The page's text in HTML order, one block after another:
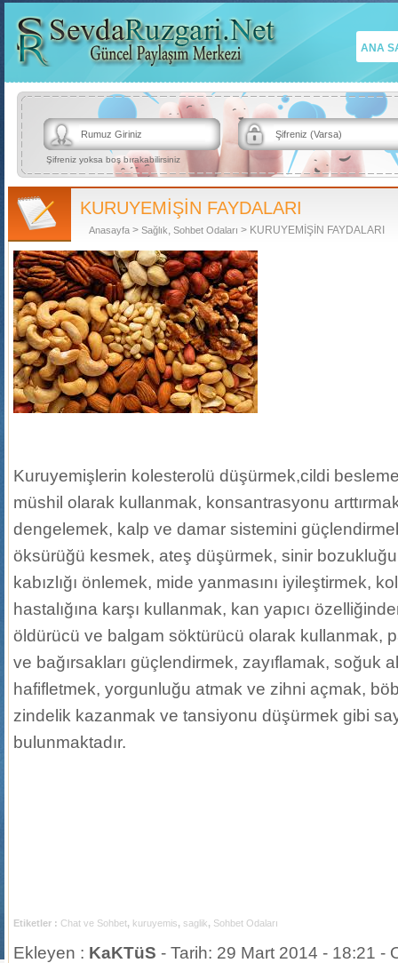
ANA
Şifreniz yoksa boş bırakabilirsiniz
KURUYEMİŞİN FAYDALARI
Anasayfa > Sağlık, Sohbet Odaları > KURUYEMİŞİN FAYDALARI
Kuruyemişlerin kolesterolü düşürmek,cildi
müshil olarak kullanmak, konsantrasyonu
dengelemek, kalp ve damar sistemini
öksürüğü kesmek, ateş düşürmek, sinir
kabızlığı önlemek, mide yanmasını iyileştirmek,
hastalığına karşı kullanmak, kan yapıcı
öldürücü ve balgam söktürücü olarak kullanmak,
ve bağırsakları güçlendirmek, zayıflamak, soğuk
hafifletmek, yorgunluğu atmak ve zihni açmak,
zindelik kazanmak ve tansiyonu düşürmek gibi
bulunmaktadır.
Etiketler : Chat ve Sohbet, kuruyemis, saglik, Sohbet Odaları
Ekleyen : KaKTüS - Tarih: 29 Mart 2014 - 18:21 -